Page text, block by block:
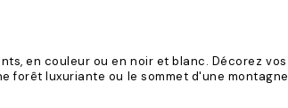
en couleur ou en noir et blanc. Décorez
luxuriante ou le sommet d'une